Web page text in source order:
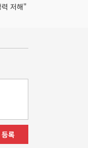
저해"
등록